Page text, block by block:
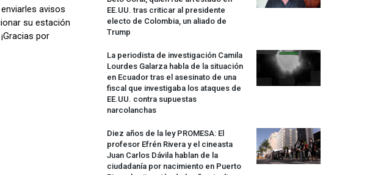
EE.UU. tras criticar al presidente
electo de Colombia, un aliado de
Trump
La periodista de investigación Camila
Lourdes Galarza habla de la situación
en Ecuador tras el asesinato de una
fiscal que investigaba los ataques de
EE.UU. contra supuestas
narcolanchas
Diez años de la ley PROMESA: El
profesor Efrén Rivera y el cineasta
Juan Carlos Dávila hablan de la
ciudadanía por nacimiento en Puerto